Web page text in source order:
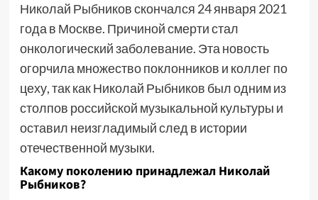
Николай Рыбников скончался 24 января 2021
года в Москве. Причиной смерти стал
онкологический заболевание. Эта новость
огорчила множество поклонников и коллег по
цеху, так как Николай Рыбников был одним из
столпов российской музыкальной культуры и
оставил неизгладимый след в истории
отечественной музыки.
Какому поколению принадлежал Николай
Рыбников?